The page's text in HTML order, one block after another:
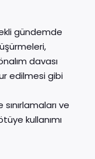
gündemde
davası
edilmesi gibi
ve
kullanımı